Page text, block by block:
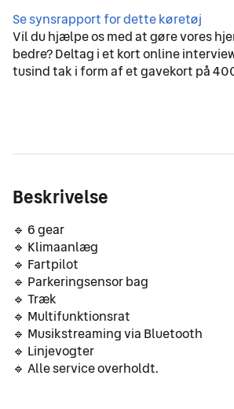
Vil du hjælpe os med at gøre vores
bedre? Deltag i et kort online
tusind tak i form af et gavekort på
Beskrivelse
🔹 6 gear
🔹 Klimaanlæg
🔹 Fartpilot
🔹 Parkeringsensor bag
🔹 Træk
🔹 Multifunktionsrat
🔹 Musikstreaming via Bluetooth
🔹 Linjevogter
🔹 Alle service overholdt.